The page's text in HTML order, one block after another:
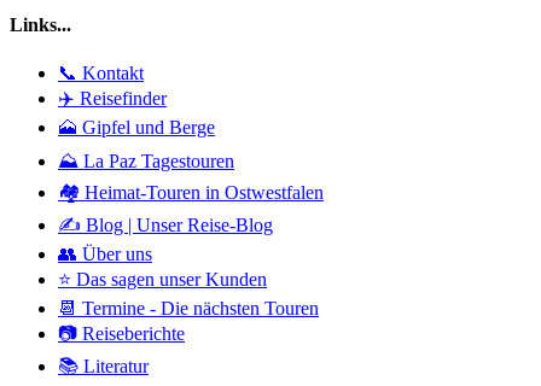
Links...
📞 Kontakt
✈️ Reisefinder
🗻 Gipfel und Berge
⛰️ La Paz Tagestouren
🏘️ Heimat-Touren in Ostwestfalen
✍️ Blog | Unser Reise-Blog
👥 Über uns
⭐ Das sagen unser Kunden
📆 Termine - Die nächsten Touren
📷 Reiseberichte
📚 Literatur